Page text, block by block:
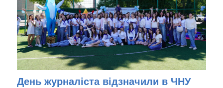
День журналіста відзначили в ЧНУ